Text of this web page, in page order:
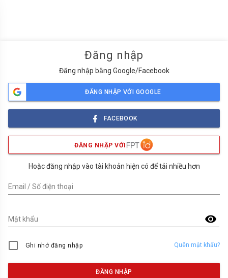
Đăng nhập
Đăng nhập bằng Google/Facebook
ĐĂNG NHẬP VỚI GOOGLE
FACEBOOK
ĐĂNG NHẬP VỚI
Hoặc đăng nhập vào tài khoản hiện có để tải nhiều hơn
Email / Số điện thoại
visibility
Mật khẩu
Ghi nhớ đăng nhập Quên mật khẩu?
ĐĂNG NHẬP